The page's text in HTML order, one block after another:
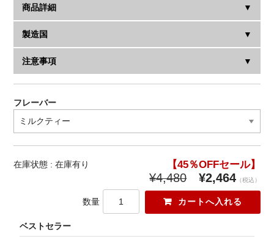
たくなりより美味しく味わっていただけます。
オススメの摂取タイミングは、運動後・起床後・就寝前と
なります。
ンプタンパク,かぼちゃ種子タンパク,玄米タンパク,難消化
性デキストリン, L-カルニチンフマル酸塩,ガルシニアカンボ
ジア,スピルリナ,モリンガ,ココナッツオイル,マキベリー, 酵
素,ビール酵母,グルコマンナン,サラシア,ギムネマ,シトラス
アランチウム,生コーヒー豆エキス, クコ,アサイー, アマラン
ヘ,カムカム, マカ,ザクロ,ブロッコリースプラウト,NMN,レ
スベラトロール,プロテオグリカン,コエンザイムQ10,ヒアル
ロン酸, /香料,クエン酸（ブルーベリーチーズケーキのみ）,
甘味料(ステビア), 着色料(メロン：クチナシ黄色素,ブルー
ベリーチーズケーキ：野菜色素、クチナシ青色素, バナナ：
クチナシ色素,ストロベリー：野菜色素,塩キャラメル：カカ
オ色素、ベニコウジ色素）,塩(塩キャラメルのみ), V.C,L-シ
スチン,ナイアシン,亜鉛,ピロリン酸第二鉄,V.E,パントテン
酸カルシウム,マンガン,V.B1,V.B6,V.B2, カルシウム,銅,葉
酸,V.A,モリブデン,セレン,V.D3,クロム,V.B12
リッチチョコレート
エネルギー 40.1Kcal
タンパク質 7.6g
脂質 0.55g
炭水化物 1.15g
食塩相当量 0.35g
ブルーベリーチーズケーキ
エネルギー 39.9Kcal
タンパク質 7.5g
脂質 0.57g
抹茶ラテ
食塩相当量 0.35g
商品詳細
ブランド：MADPROTEIN
製造国
日本
注意事項
買い求めください。
・乳幼児の手の届かないところに保管してください。
・配送の時期によってお届けされる商品パッケージがペー
ジ掲載の画像と異なる場合がございます。
・本品製造工場では小麦、卵、乳成分を含む製品を生産し
フレーバー
在庫状態 :在庫有り
¥4,480 ¥2,464（税込）
数量
ベストセラー